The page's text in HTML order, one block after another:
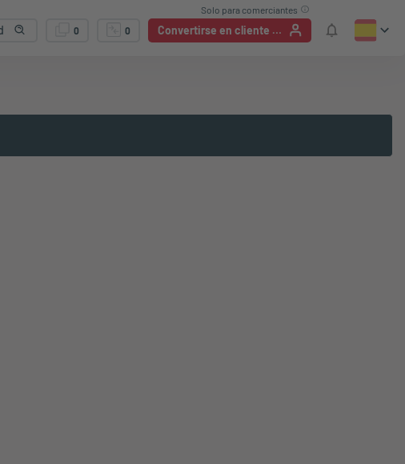
0 0 Convertirse en cliente / Iniciar sesión
Solo para comerciantes